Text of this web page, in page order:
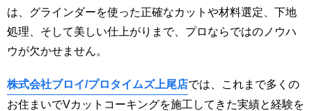
は、グラインダーを使った正確なカットや材料選定、下地
処理、そして美しい仕上がりまで、プロならではのノウハ
ウが欠かせません。
株式会社ブロイ/プロタイムズ上尾店では、これまで多くの
お住まいでVカットコーキングを施工してきた実績と経験を